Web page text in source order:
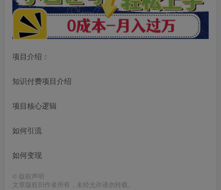
项目介绍：
知识付费项目介绍
项目核心逻辑
如何引流
如何变现
© 版权声明
文章版权归作者所有，未经允许请勿转载。